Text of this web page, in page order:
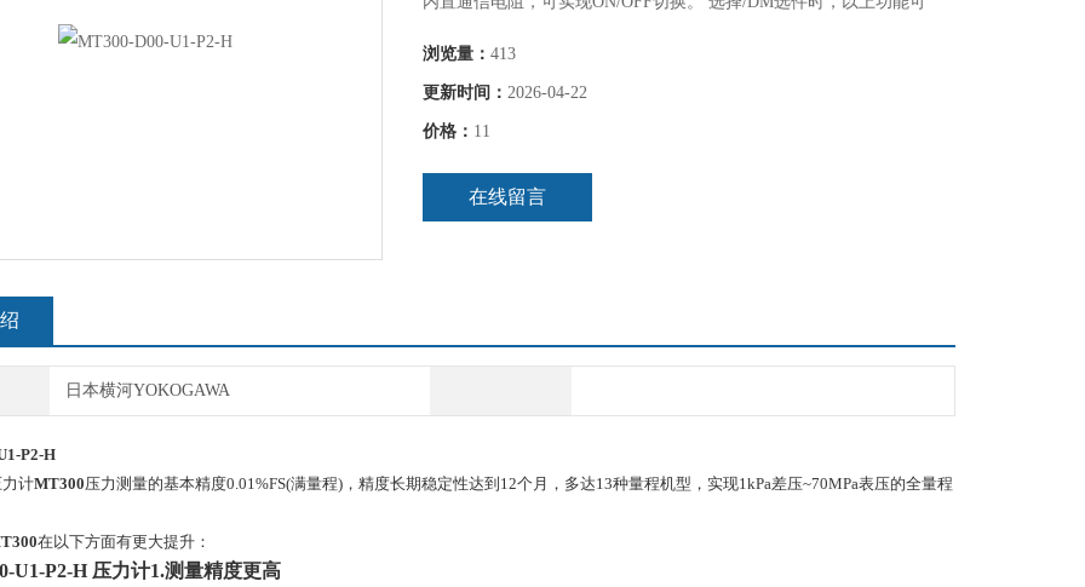
电。 运行时间 充电时间 : : 所有功能打开时约 约6小时 6小时 选择/EB选
件或订购后将其添加为附件时，以上功能可用
浏览量： 413
更新时间： 2026-04-22
价格： 11
在线留言
日本横河YOKOGAWA
P2-H
计MT300压力测量的基本精度0.01%FS(满量程)，精度长期稳定性达到12个月，多达13种量程机型，实现1kPa差压~70MPa表压的全量程
在以下方面有更大提升：
U1-P2-H 压力计1.测量精度更高